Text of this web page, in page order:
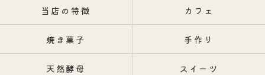
当店の特徴 カフェ
焼き菓子 手作り
天然酵母 スイーツ